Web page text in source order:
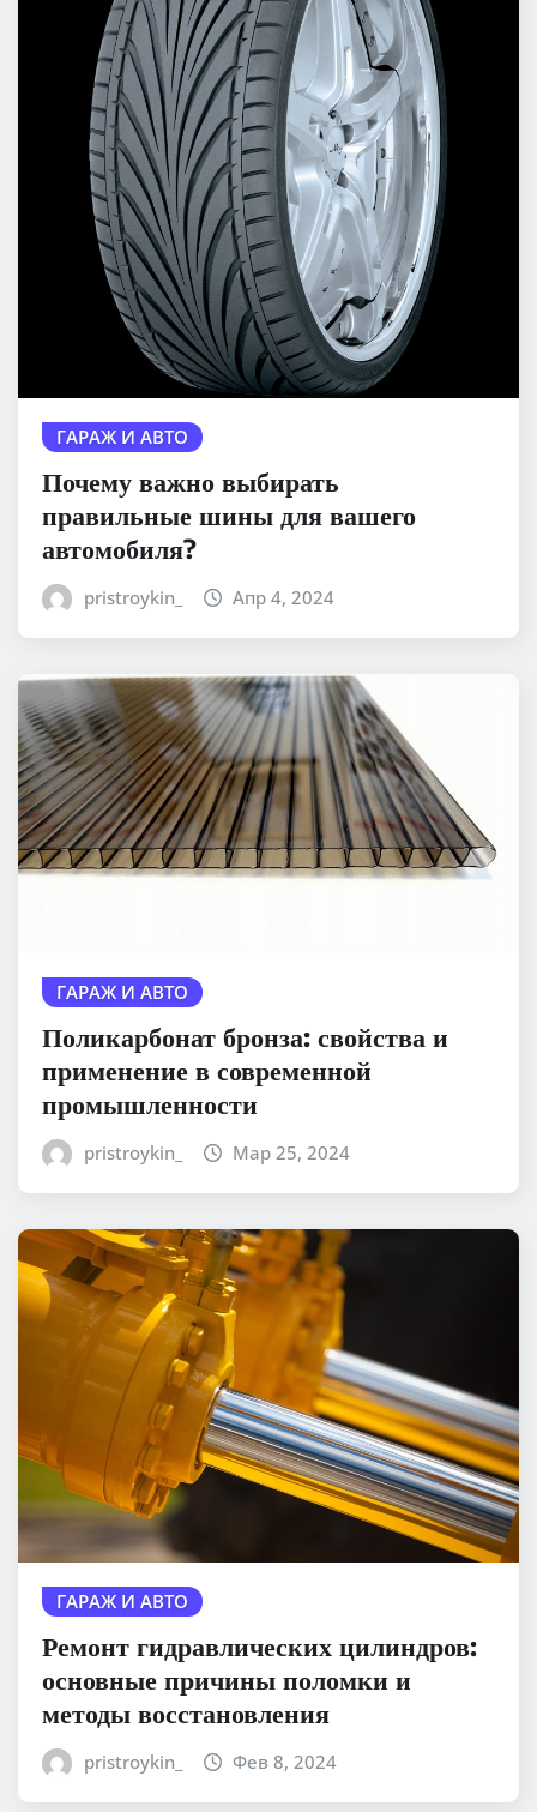
ГАРАЖ И АВТО
Почему важно выбирать
правильные шины для вашего
автомобиля?
pristroykin_ Апр 4, 2024
ГАРАЖ И АВТО
Поликарбонат бронза: свойства и
применение в современной
промышленности
pristroykin_ Мар 25, 2024
ГАРАЖ И АВТО
Ремонт гидравлических цилиндров:
основные причины поломки и
методы восстановления
pristroykin_ Фев 8, 2024